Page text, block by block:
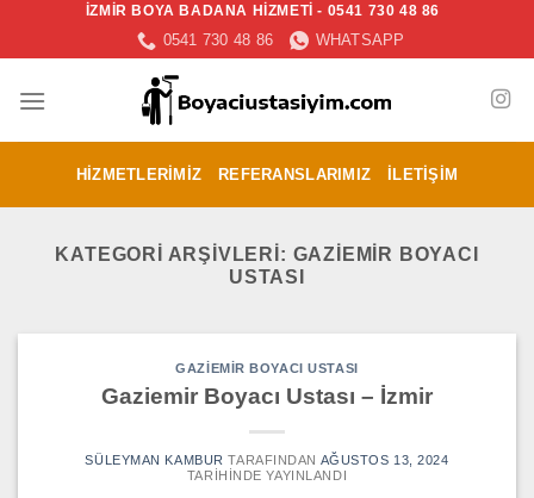
İZMİR BOYA BADANA HİZMETİ - 0541 730 48 86
0541 730 48 86 WHATSAPP
HIZMETLERIMIZ REFERANSLARIMIZ İLETIŞIM
KATEGORI ARŞIVLERI: GAZIEMIR BOYACI
USTASI
GAZIEMIR BOYACI USTASI
Gaziemir Boyacı Ustası – İzmir
SÜLEYMAN KAMBUR TARAFINDAN AĞUSTOS 13, 2024
TARIHINDE YAYINLANDI